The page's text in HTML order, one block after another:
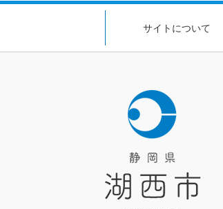
サイトについて